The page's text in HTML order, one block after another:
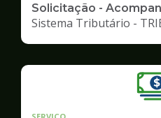
Solicitação -
Sistema Tributário -